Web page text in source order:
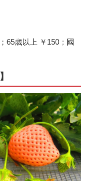
65歳以上 ￥150；國